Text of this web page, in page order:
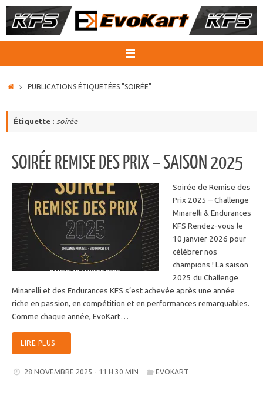
Passer
au
ACCUEIL
PUBLICATIONS ÉTIQUETÉES "SOIRÉE"
Étiquette : soirée
SOIRÉE REMISE DES PRIX – SAISON 2025
Soirée de Remise des
Prix 2025 – Challenge
Minarelli & Endurances
KFS Rendez-vous le
10 janvier 2026 pour
célébrer nos
champions ! La saison
2025 du Challenge
Minarelli et des Endurances KFS s’est achevée après une année
riche en passion, en compétition et en performances remarquables.
Comme chaque année, EvoKart…
LIRE PLUS
28 NOVEMBRE 2025 - 11 H 30 MIN EVOKART